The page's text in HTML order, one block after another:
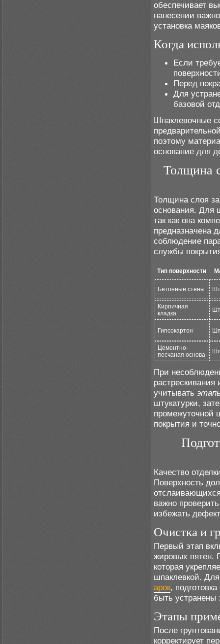
обеспечивает
нанесении
установка
Когда
Если
Перед
Для
базовой
Шпаклевочные
поэтому
основание для
Толщина
Толщина слоя
основания. Для
так как она
предназначена
соблюдение
службы
Тип поверхности
Бетонные стены
Кирпичная
кладка
Гипсокартон
Цементно-
песчаная основа
При
учитывать
штукатурки,
промежуточной
покрытия и
Качество
Поверхность
важно
избежать
Очистка и
Первый этап
жировых пятен.
которая
шпаклевкой.
арок,
быть устранены
Этапы
После
корректирует